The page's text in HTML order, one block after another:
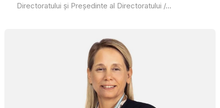
Directoratului și Președinte al Directoratului /...